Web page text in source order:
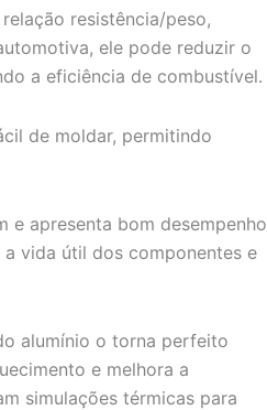
resistência/peso,
ele pode reduzir o
a eficiência de combustível.
de moldar, permitindo
e apresenta bom desempenho
vida útil dos componentes e
alumínio o torna perfeito
e melhora a
simulações térmicas para